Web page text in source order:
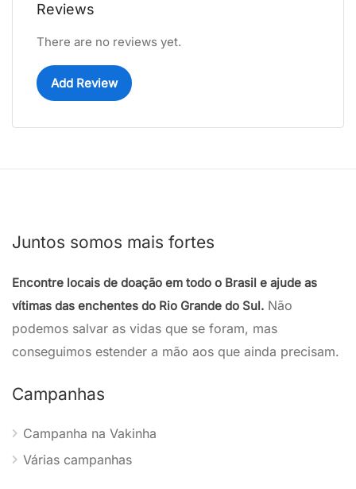
Reviews
There are no reviews yet.
Add Review
Juntos somos mais fortes
Encontre locais de doação em todo o Brasil e ajude as
vítimas das enchentes do Rio Grande do Sul. Não
podemos salvar as vidas que se foram, mas
conseguimos estender a mão aos que ainda precisam.
Campanhas
Campanha na Vakinha
Várias campanhas